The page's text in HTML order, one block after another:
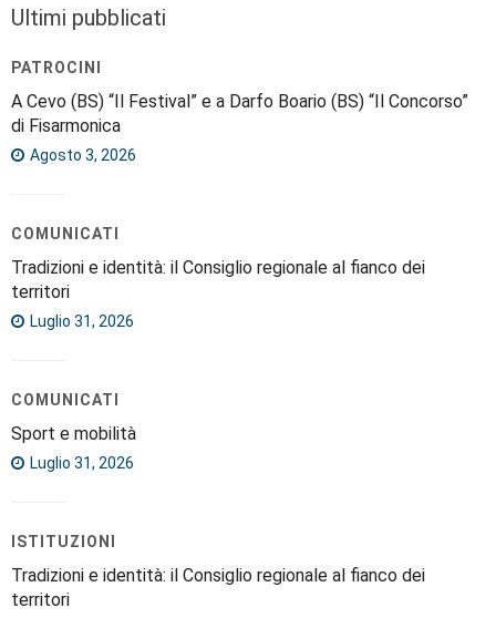
Ultimi pubblicati
PATROCINI
A Cevo (BS) “Il Festival” e a Darfo Boario (BS) “Il Concorso”
di Fisarmonica
Agosto 3, 2026
COMUNICATI
Tradizioni e identità: il Consiglio regionale al fianco dei
territori
Luglio 31, 2026
COMUNICATI
Sport e mobilità
Luglio 31, 2026
ISTITUZIONI
Tradizioni e identità: il Consiglio regionale al fianco dei
territori